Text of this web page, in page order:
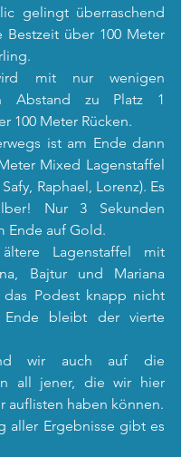
gelingt überraschend
Bestzeit über 100 Meter
mit nur wenigen
Abstand zu Platz 1
100 Meter Rücken.
ist am Ende dann
Mixed Lagenstaffel
Raphael, Lorenz). Es
Nur 3 Sekunden
Ende auf Gold.
Lagenstaffel mit
Bajtur und Mariana
Podest knapp nicht
Ende bleibt der vierte
wir auch auf die
all jener, die wir hier
auflisten haben können.